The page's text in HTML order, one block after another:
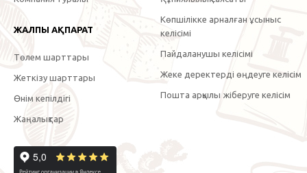
ЖАЛПЫ АҚПАРАТ
Төлем шарттары
Жеткізу шарттары
Өнім кепілдігі
Жаңалықтар
Көпшілікке арналған ұсыныс
келісімі
Пайдаланушы келісімі
Жеке деректерді өңдеуге келісім
Пошта арқылы жіберуге келісім